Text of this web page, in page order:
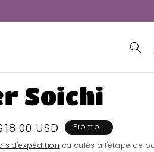
Soichi
USD
Promo !
d'expédition calculés à l'étape de